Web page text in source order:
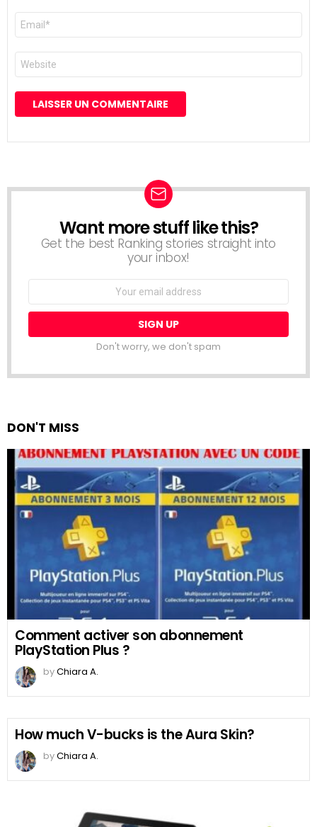
E-
mail
*
Site
web
NEWSLETTER
Want more stuff like this?
Get the best Ranking stories straight into
your inbox!
Email
Don't worry, we don't spam
DON'T MISS
Comment activer son abonnement
PlayStation Plus ?
byChiara A.
How much V-bucks is the Aura Skin?
byChiara A.